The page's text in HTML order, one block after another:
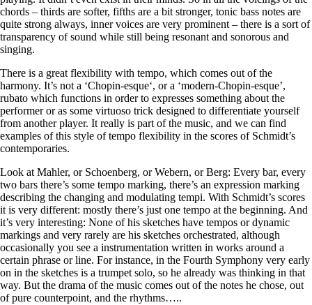
chords – thirds are softer, fifths are a bit stronger, tonic bass notes are
quite strong always, inner voices are very prominent – there is a sort of
transparency of sound while still being resonant and sonorous and
singing.
There is a great flexibility with tempo, which comes out of the
harmony. It’s not a ‘Chopin-esque‘, or a ‘modern-Chopin-esque’,
rubato which functions in order to expresses something about the
performer or as some virtuoso trick designed to differentiate yourself
from another player. It really is part of the music, and we can find
examples of this style of tempo flexibility in the scores of Schmidt’s
contemporaries.
Look at Mahler, or Schoenberg, or Webern, or Berg: Every bar, every
two bars there’s some tempo marking, there’s an expression marking
describing the changing and modulating tempi. With Schmidt’s scores
it is very different: mostly there’s just one tempo at the beginning. And
it’s very interesting: None of his sketches have tempos or dynamic
markings and very rarely are his sketches orchestrated, although
occasionally you see a instrumentation written in works around a
certain phrase or line. For instance, in the Fourth Symphony very early
on in the sketches is a trumpet solo, so he already was thinking in that
way. But the drama of the music comes out of the notes he chose, out
of pure counterpoint, and the rhythms…..